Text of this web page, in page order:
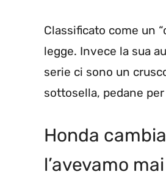
Classificato come un
legge. Invece la sua
serie ci sono un
sottosella, pedane
Honda
l’avevamo